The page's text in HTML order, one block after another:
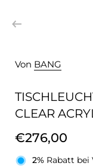
Von BANG
CLEAR
€276,00
2% Rabatt bei